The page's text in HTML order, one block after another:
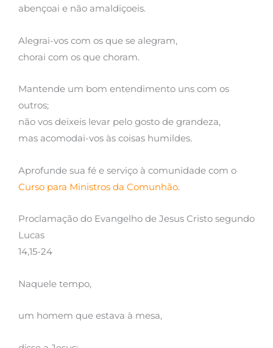
abençoai e não amaldiçoeis.
Alegrai-vos com os que se alegram,
chorai com os que choram.
Mantende um bom entendimento uns com os
outros;
não vos deixeis levar pelo gosto de grandeza,
mas acomodai-vos às coisas humildes.
Aprofunde sua fé e serviço à comunidade com o
Curso para Ministros da Comunhão.
Proclamação do Evangelho de Jesus Cristo segundo
Lucas
14,15-24
Naquele tempo,
um homem que estava à mesa,